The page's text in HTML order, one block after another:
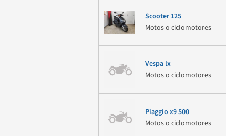
Scooter 125
Motos o ciclomotores
Vespa lx
Motos o ciclomotores
Piaggio x9 500
Motos o ciclomotores